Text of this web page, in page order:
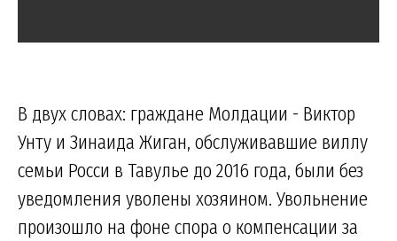
В двух словах: граждане Молдации - Виктор
Унту и Зинаида Жиган, обслуживавшие виллу
семьи Росси в Тавулье до 2016 года, были без
уведомления уволены хозяином. Увольнение
произошло на фоне спора о компенсации за